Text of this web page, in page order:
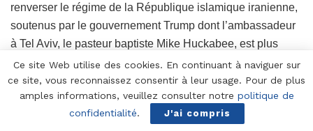
renverser le régime de la République islamique iranienne,
soutenus par le gouvernement Trump dont l’ambassadeur
à Tel Aviv, le pasteur baptiste Mike Huckabee, est plus
sioniste que les juifs eux-mêmes. Le journaliste américain
Tucker Carlson a révélé que durant la guerre des douze
jours de l’été 2025, des officiers israéliens intervenaient au
Pentagone dans les réunions et les prises de décision
Ce site Web utilise des cookies. En continuant à naviguer sur
ce site, vous reconnaissez consentir à leur usage. Pour de plus
amples informations, veuillez consulter notre politique de
confidentialité. J'ai compris